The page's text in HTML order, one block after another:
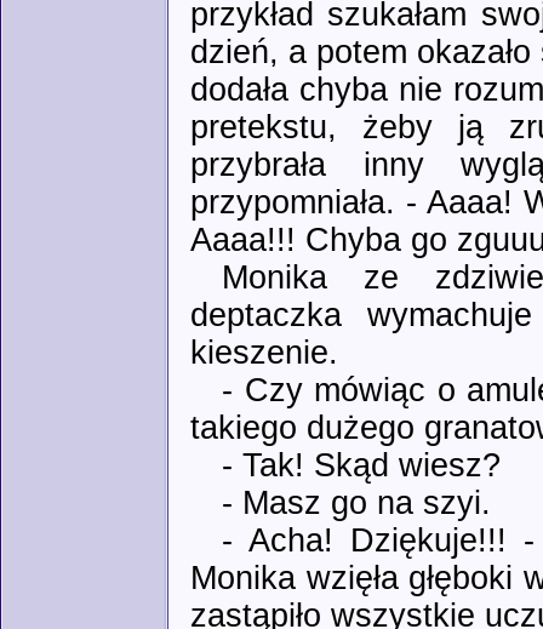
przykład szukałam
dzień, a potem
dodała chyba nie
pretekstu, żeby ją
przybrała inny
przypomniała. - Aaaa!
Aaaa!!! Chyba go
Monika ze
deptaczka
kieszenie.
- Czy mówiąc o
takiego dużego
- Tak! Skąd wiesz?
- Masz go na szyi.
- Acha! Dziękuje!!! -
Monika wzięła głęboki
zastąpiło wszystkie